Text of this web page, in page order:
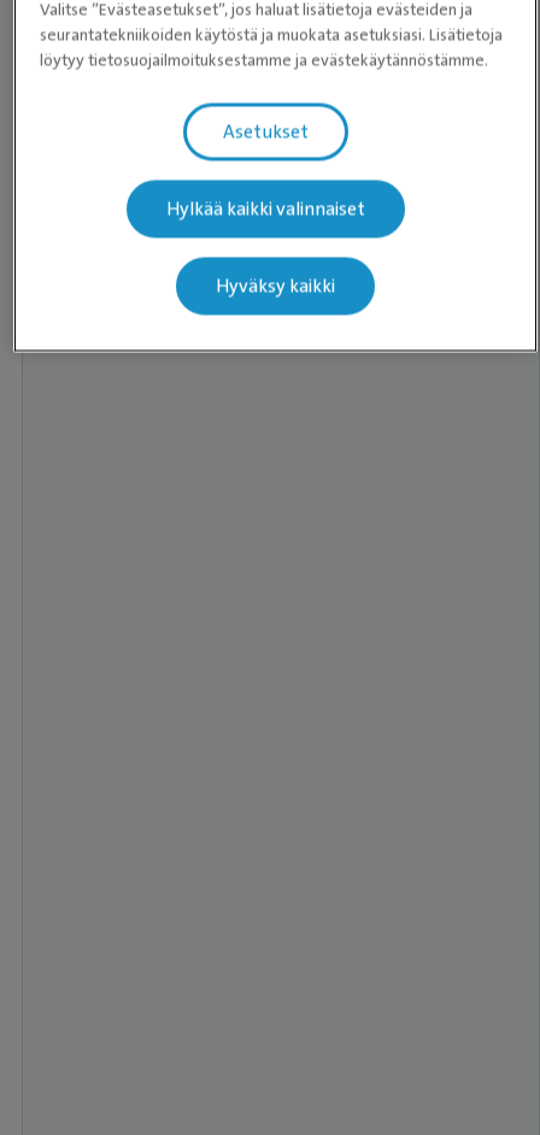
Valitse ”Evästeasetukset”, jos haluat lisätietoja evästeiden ja
seurantatekniikoiden käytöstä ja muokata asetuksiasi. Lisätietoja
löytyy tietosuojailmoituksestamme ja evästekäytännöstämme.
Asetukset
Hylkää kaikki valinnaiset
Hyväksy kaikki